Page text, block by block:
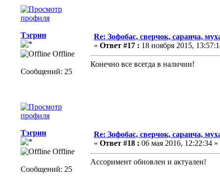
Тэгрин
Offline
Сообщений: 25
Re: Зофобас, сверчок, саранча,
« Ответ #17 : 18 ноября 2015,
Конечно все всегда в наличии!
Тэгрин
Offline
Сообщений: 25
Re: Зофобас, сверчок, саранча,
« Ответ #18 : 06 мая 2016, 12:22:34 »
Ассоримент обновлен и актуален!